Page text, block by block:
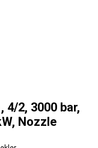
4/2, 3000 bar,
Nozzle